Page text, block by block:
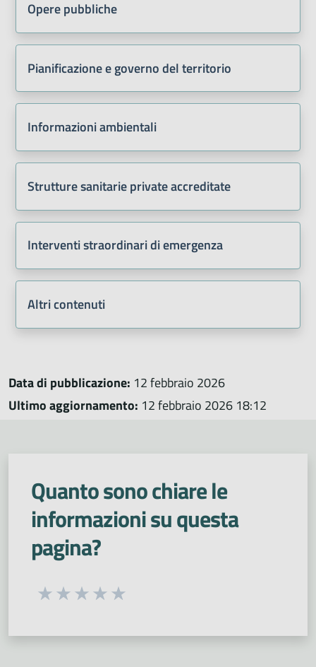
Opere pubbliche
Pianificazione e governo del territorio
Informazioni ambientali
Strutture sanitarie private accreditate
Interventi straordinari di emergenza
Altri contenuti
Data di pubblicazione: 12 febbraio 2026
Ultimo aggiornamento: 12 febbraio 2026 18:12
Quanto sono chiare le
informazioni su questa
pagina?
Seleziona una valutazione da 1 a 5 stelle